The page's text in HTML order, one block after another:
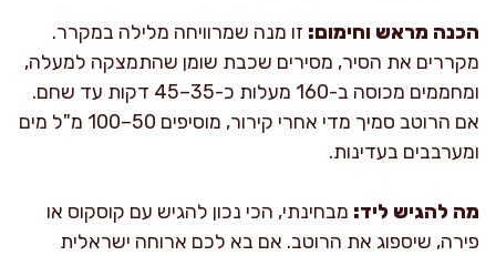
הכנה מראש וחימום: זו מנה שמרוויחה מלילה במקרר.
מקררים את הסיר, מסירים שכבת שומן שהתמצקה למעלה,
ומחממים מכוסה ב-160 מעלות כ-35–45 דקות עד שחם.
אם הרוטב סמיך מדי אחרי קירור, מוסיפים 50–100 מ"ל מים
ומערבבים בעדינות.
מה להגיש ליד: מבחינתי, הכי נכון להגיש עם קוסקוס או
פירה, שיספוג את הרוטב. אם בא לכם ארוחה ישראלית